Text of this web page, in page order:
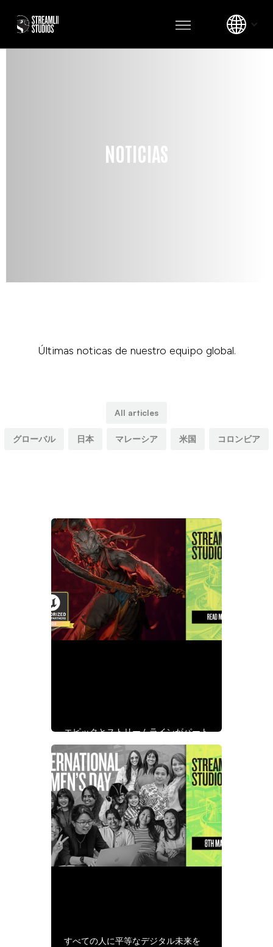
NOTICIAS
Últimas noticas de nuestro equipo global.
All articles
グローバル 日本 マレーシア 米国 コロンビア
エピックとストリームラインがパート
ナーシップを深める
すべての人に平等なデジタル未来を